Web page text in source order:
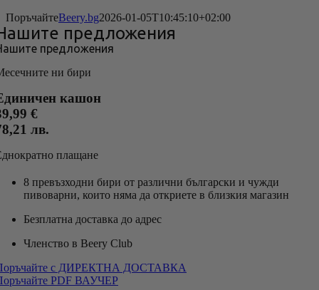
ПоръчайтеBeery.bg2026-01-05T10:45:10+02:00
предложения
предложения
ни бири
кашон
€
лв.
плащане
8 превъзходни бири от различни български и чужди
пивоварни, които няма да откриете в близкия магазин
Безплатна доставка до адрес
Членство в Beery Club
с ДИРЕКТНА ДОСТАВКА
PDF ВАУЧЕР